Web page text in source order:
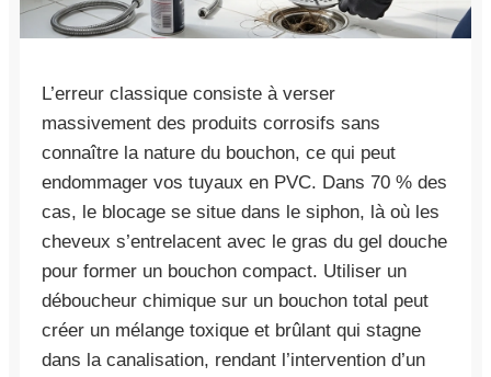
L’erreur classique consiste à verser
massivement des produits corrosifs sans
connaître la nature du bouchon, ce qui peut
endommager vos tuyaux en PVC. Dans 70 % des
cas, le blocage se situe dans le siphon, là où les
cheveux s’entrelacent avec le gras du gel douche
pour former un bouchon compact. Utiliser un
déboucheur chimique sur un bouchon total peut
créer un mélange toxique et brûlant qui stagne
dans la canalisation, rendant l’intervention d’un